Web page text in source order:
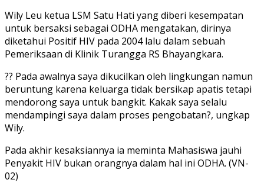
Wily Leu ketua LSM Satu Hati yang diberi kesempatan
untuk bersaksi sebagai ODHA mengatakan, dirinya
diketahui Positif HIV pada 2004 lalu dalam sebuah
Pemeriksaan di Klinik Turangga RS Bhayangkara.
?? Pada awalnya saya dikucilkan oleh lingkungan namun
beruntung karena keluarga tidak bersikap apatis tetapi
mendorong saya untuk bangkit. Kakak saya selalu
mendampingi saya dalam proses pengobatan?, ungkap
Wily.
Pada akhir kesaksiannya ia meminta Mahasiswa jauhi
Penyakit HIV bukan orangnya dalam hal ini ODHA. (VN-
02)